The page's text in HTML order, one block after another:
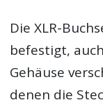
Die XLR-
befestigt,
Gehäuse
denen die